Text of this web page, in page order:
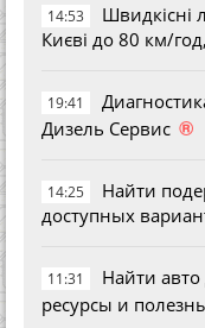
14:53
Швидкісні
Києві до 80 км/
19:41
Дизель Сервис ®
14:25
Найти
доступных
11:31
Найти
ресурсы и